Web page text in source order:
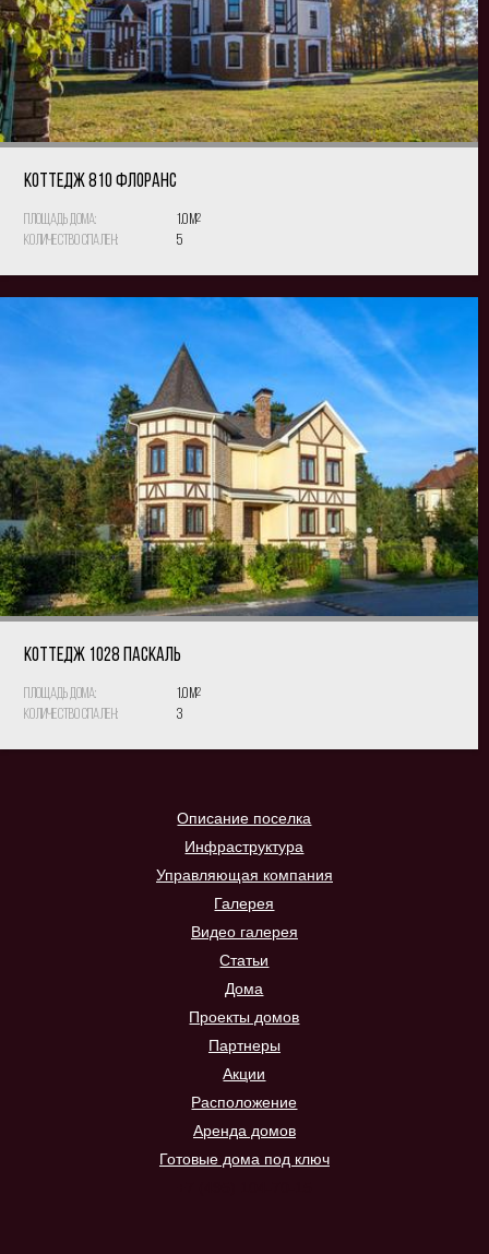
КОТТЕДЖ 810 Флоранс
Площадь дома: 1.0 м2
Количество спален: 5
КОТТЕДЖ 1028 Паскаль
Площадь дома: 1.0 м2
Количество спален: 3
Описание поселка
Инфраструктура
Управляющая компания
Галерея
Видео галерея
Статьи
Дома
Проекты домов
Партнеры
Акции
Расположение
Аренда домов
Готовые дома под ключ